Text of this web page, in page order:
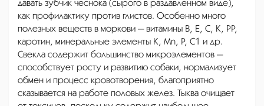
давать зубчик чеснока (сырого в раздавленном виде),
как профилактику против глистов. Особенно много
полезных веществ в моркови — витамины B, E, C, K, PP,
каротин, минеральные элементы K, Mn, P, C1 и др.
Свекла содержит большинство микроэлементов —
способствует росту и развитию собаки, нормализует
обмен и процесс кровотворения, благоприятно
сказывается на работе половых желез. Тыква очищает